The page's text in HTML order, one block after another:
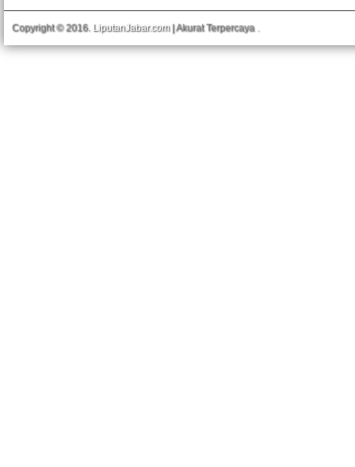
Copyright © 2016. LiputanJabar.com| Akurat Terpercaya